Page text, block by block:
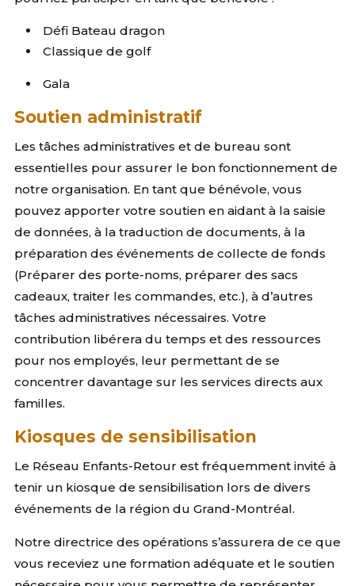
Défi Bateau dragon
Classique de golf
Gala
Soutien administratif
Les tâches administratives et de bureau sont
essentielles pour assurer le bon fonctionnement de
notre organisation. En tant que bénévole, vous
pouvez apporter votre soutien en aidant à la saisie
de données, à la traduction de documents, à la
préparation des événements de collecte de fonds
(Préparer des porte-noms, préparer des sacs
cadeaux, traiter les commandes, etc.), à d’autres
tâches administratives nécessaires. Votre
contribution libérera du temps et des ressources
pour nos employés, leur permettant de se
concentrer davantage sur les services directs aux
familles.
Kiosques de sensibilisation
Le Réseau Enfants-Retour est fréquemment invité à
tenir un kiosque de sensibilisation lors de divers
événements de la région du Grand-Montréal.
Notre directrice des opérations s’assurera de ce que
vous receviez une formation adéquate et le soutien